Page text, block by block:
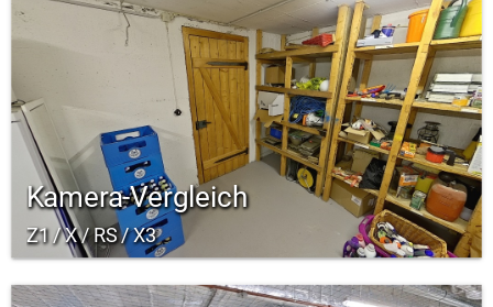
Kamera-Vergleich
Z1 / X / RS / X3